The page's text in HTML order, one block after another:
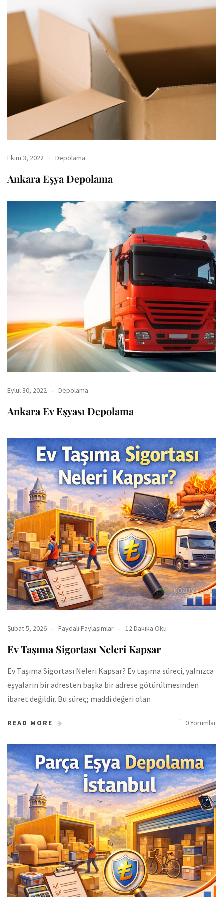
Ekim 3, 2022 Depolama
Ankara Eşya Depolama
Eylül 30, 2022 Depolama
Ankara Ev Eşyası Depolama
Şubat 5, 2026 Faydalı Paylaşımlar 12 Dakika Oku
Ev Taşıma Sigortası Neleri Kapsar
Ev Taşıma Sigortası Neleri Kapsar? Ev taşıma süreci, yalnızca
eşyaların bir adresten başka bir adrese götürülmesinden
ibaret değildir. Bu süreç; maddi değeri olan
READ MORE 0 Yorumlar